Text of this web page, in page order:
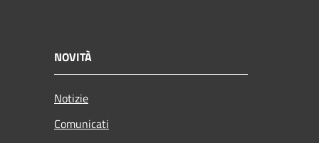
NOVITÀ
Notizie
Comunicati